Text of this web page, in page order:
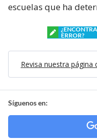
escuelas que ha
ERROR?
Revisa nuestra página
Síguenos en: